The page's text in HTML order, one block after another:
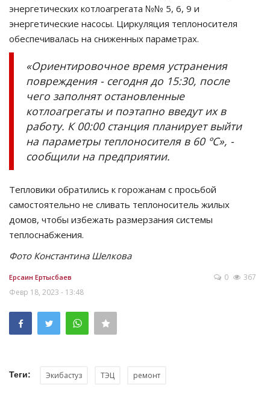
Курултай
Қазақша Русский
энергетических котлоагрегата №№ 5, 6, 9 и
энергетические насосы. Циркуляция теплоносителя
обеспечивалась на сниженных параметрах.
«Ориентировочное время устранения
повреждения - сегодня до 15:30, после
чего заполнят остановленные
котлоагрегаты и поэтапно введут их в
работу. К 00:00 станция планирует выйти
на параметры теплоносителя в 60 °С», -
сообщили на предприятии.
Тепловики обратились к горожанам с просьбой
самостоятельно не сливать теплоноситель жилых
домов, чтобы избежать размерзания системы
теплоснабжения.
Фото Константина Шелкова
Ерсаин Ертысбаев
Февр 18, 2023 - 13:48
0 367
Теги: Экибастуз ТЭЦ ремонт